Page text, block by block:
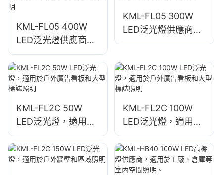
KML-FL05 400W
LED泛光燈供應商，
適用於廣場和公園照
明
KML-FL05 300W
LED泛光燈供應商，
港口和碼頭照明
KML-FL2C 50W
LED泛光燈，適用於
戶外廣告看板和大型
標誌照明
KML-FL2C 100W
LED泛光燈，適用於
戶外廣告看板和大型
標誌照明